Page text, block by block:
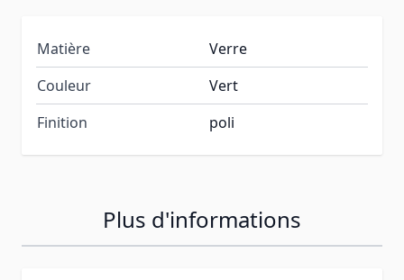
Matière
Verre
Couleur
Vert
Finition
poli
Plus d'informations